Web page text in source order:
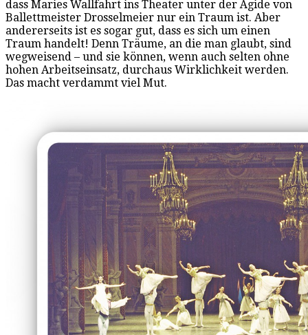
dass Maries Wallfahrt ins Theater unter der Ägide von
Ballettmeister Drosselmeier nur ein Traum ist. Aber
andererseits ist es sogar gut, dass es sich um einen
Traum handelt! Denn Träume, an die man glaubt, sind
wegweisend – und sie können, wenn auch selten ohne
hohen Arbeitseinsatz, durchaus Wirklichkeit werden.
Das macht verdammt viel Mut.